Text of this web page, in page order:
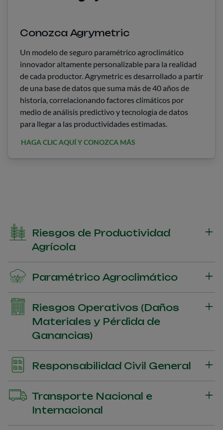
Conozca Agrymetric
Un modelo de seguro paramétrico agroclimático
innovador altamente personalizable para la realidad
de cada productor. Agrymetric es desarrollado a partir
de una base de datos que suma más de 40 años de
historia, correlacionando factores climáticos por
medio de análisis predictivo y tecnología de datos
para llegar a las productividades estimadas.
HAGA CLIC AQUÍ Y CONOZCA MÁS
Riesgos de Productividad
Agrícola
Recuperación de pérdidas de productividad derivados de
eventos asegurables con impacto en la productividad
agrícola, involucrando período de zafra y entrezafra.
Paramétrico Agroclimático
Reposición de pérdidas financieras derivadas de eventos
climáticos (parametrizables) que impactan en la
productividad agrícola.
Riesgos Operativos (Daños
Materiales y Pérdida de
Ganancias)
Reembolso de daños materiales causados al patrimonio
derivados de eventos asegurables, con extensión de
cobertura para pérdida de ingresos generados en función de
daño material cubierto por la póliza.
Responsabilidad Civil General
estéticos causados a terceros y empleados en virtud de
eventos asegurables derivados de la operación.
Transporte Nacional e
Internacional